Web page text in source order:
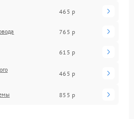
465 р
765 р
615 р
465 р
855 р